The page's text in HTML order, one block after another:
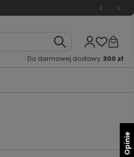
Do darmowej dostawy: 300 zł
Opinie